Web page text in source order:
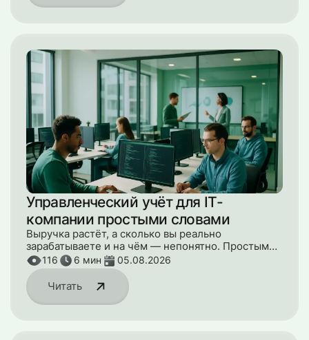
Управленческий учёт для IT-
компании простыми словами
Выручка растёт, а сколько вы реально
зарабатываете и на чём — непонятно. Простыми
словами о том, что такое управленческий учёт
для IT-компании и какие три отчёта достаточно
вести.Читать
116 6 мин 05.08.2026